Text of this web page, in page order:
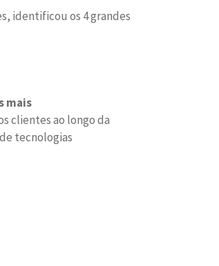
identificou os 4 grandes
mais
clientes ao longo da
tecnologias